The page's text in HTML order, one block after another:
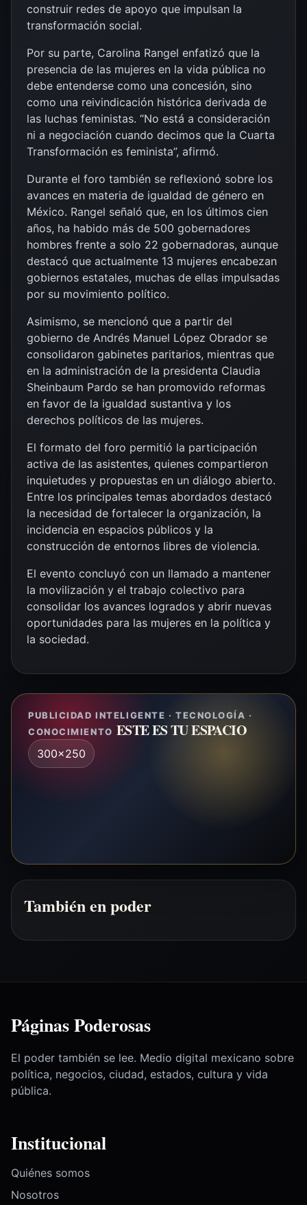
construir redes de apoyo que impulsan la
transformación social.
Por su parte, Carolina Rangel enfatizó que la
presencia de las mujeres en la vida pública no
debe entenderse como una concesión, sino
como una reivindicación histórica derivada de
las luchas feministas. “No está a consideración
ni a negociación cuando decimos que la Cuarta
Transformación es feminista”, afirmó.
Durante el foro también se reflexionó sobre los
avances en materia de igualdad de género en
México. Rangel señaló que, en los últimos cien
años, ha habido más de 500 gobernadores
hombres frente a solo 22 gobernadoras, aunque
destacó que actualmente 13 mujeres encabezan
gobiernos estatales, muchas de ellas impulsadas
por su movimiento político.
Asimismo, se mencionó que a partir del
gobierno de Andrés Manuel López Obrador se
consolidaron gabinetes paritarios, mientras que
en la administración de la presidenta Claudia
Sheinbaum Pardo se han promovido reformas
en favor de la igualdad sustantiva y los
derechos políticos de las mujeres.
El formato del foro permitió la participación
activa de las asistentes, quienes compartieron
inquietudes y propuestas en un diálogo abierto.
Entre los principales temas abordados destacó
la necesidad de fortalecer la organización, la
incidencia en espacios públicos y la
construcción de entornos libres de violencia.
El evento concluyó con un llamado a mantener
la movilización y el trabajo colectivo para
consolidar los avances logrados y abrir nuevas
oportunidades para las mujeres en la política y
la sociedad.
PUBLICIDAD INTELIGENTE · TECNOLOGÍA ·
CONOCIMIENTO ESTE ES TU ESPACIO
300x250
También en poder
Páginas Poderosas
El poder también se lee. Medio digital mexicano sobre
política, negocios, ciudad, estados, cultura y vida
pública.
Institucional
Quiénes somos
Nosotros